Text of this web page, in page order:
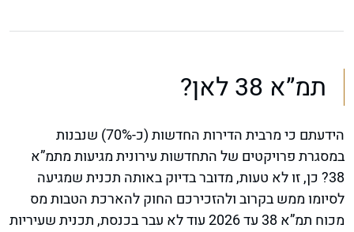
תמ”א 38 לאן?
הידעתם כי מרבית הדירות החדשות (כ-70%) שנבנות
במסגרת פרויקטים של התחדשות עירונית מגיעות מתמ”א
38? כן, זו לא טעות, מדובר בדיוק באותה תכנית שמגיעה
לסיומו ממש בקרוב ולהזכירכם החוק להארכת הטבות מס
מכוח תמ”א 38 עד 2026 עוד לא עבר בכנסת, תכנית שעיריות